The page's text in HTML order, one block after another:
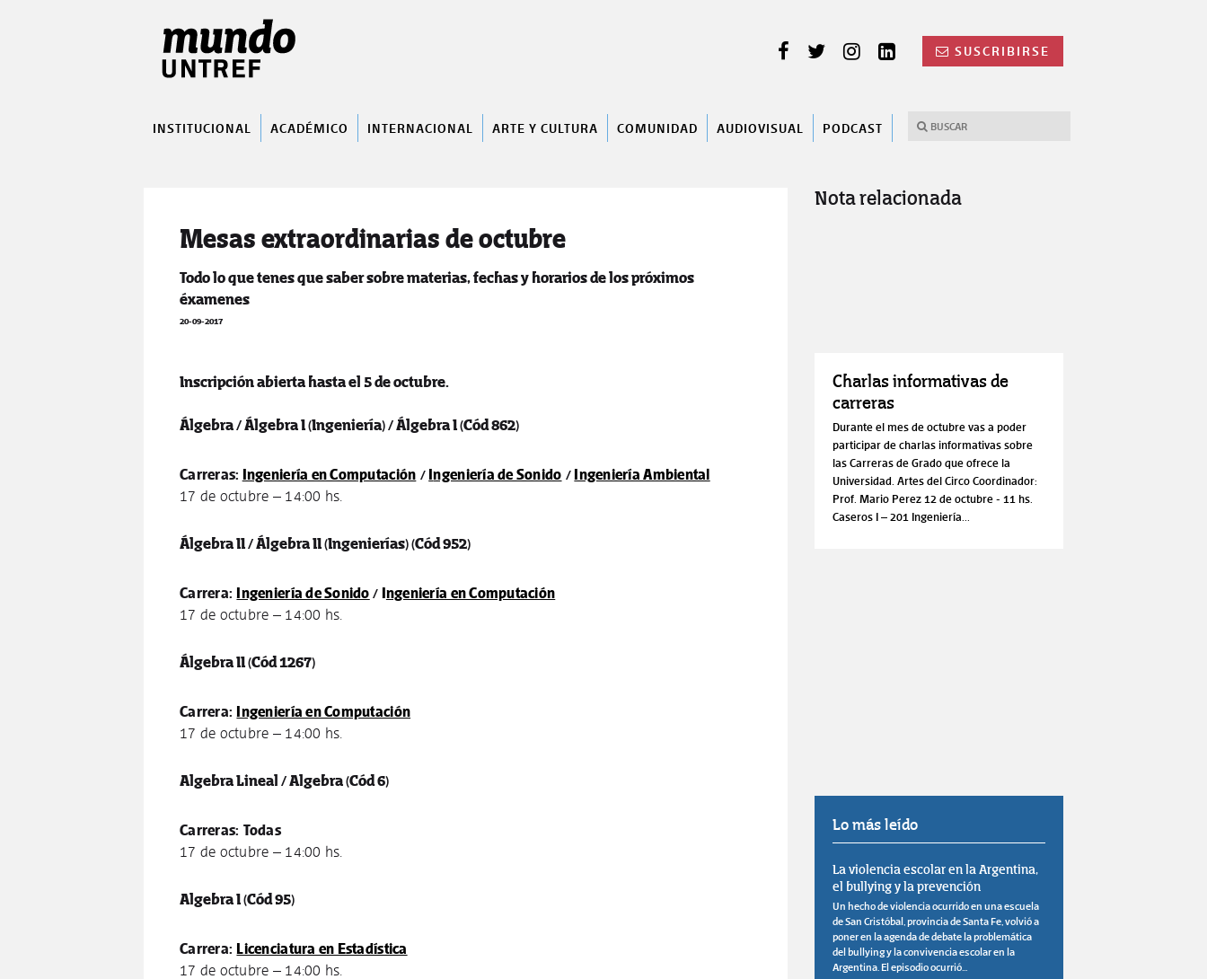
SUSCRIBIRSE
INSTITUCIONAL ACADÉMICO INTERNACIONAL ARTE Y CULTURA COMUNIDAD AUDIOVISUAL PODCAST
Mesas extraordinarias de octubre
Todo lo que tenes que saber sobre materias, fechas y horarios de los próximos
éxamenes
20-09-2017
Inscripción abierta hasta el 5 de octubre.
Álgebra / Álgebra I (Ingeniería) / Álgebra I(Cód 862)
Carreras: Ingeniería en Computación / Ingeniería de Sonido / Ingeniería Ambiental
17 de octubre – 14:00 hs.
Álgebra II / Álgebra II (Ingenierías)(Cód 952)
Carrera: Ingeniería de Sonido / Ingeniería en Computación
17 de octubre – 14:00 hs.
Álgebra II(Cód 1267)
Carrera: Ingeniería en Computación
17 de octubre – 14:00 hs.
Algebra Lineal / Algebra(Cód 6)
Carreras: Todas
17 de octubre – 14:00 hs.
Algebra I(Cód 95)
Carrera: Licenciatura en Estadística
17 de octubre – 14:00 hs.
Nota relacionada
Charlas informativas de
carreras
Durante el mes de octubre vas a poder
participar de charlas informativas sobre
las Carreras de Grado que ofrece la
Universidad. Artes del Circo Coordinador:
Prof. Mario Perez 12 de octubre - 11 hs.
Caseros I – 201 Ingeniería...
Lo más leído
La violencia escolar en la Argentina,
el bullying y la prevención
Un hecho de violencia ocurrido en una escuela
de San Cristóbal, provincia de Santa Fe, volvió a
poner en la agenda de debate la problemática
del bullying y la convivencia escolar en la
Argentina. El episodio ocurrió...
BUSCAR